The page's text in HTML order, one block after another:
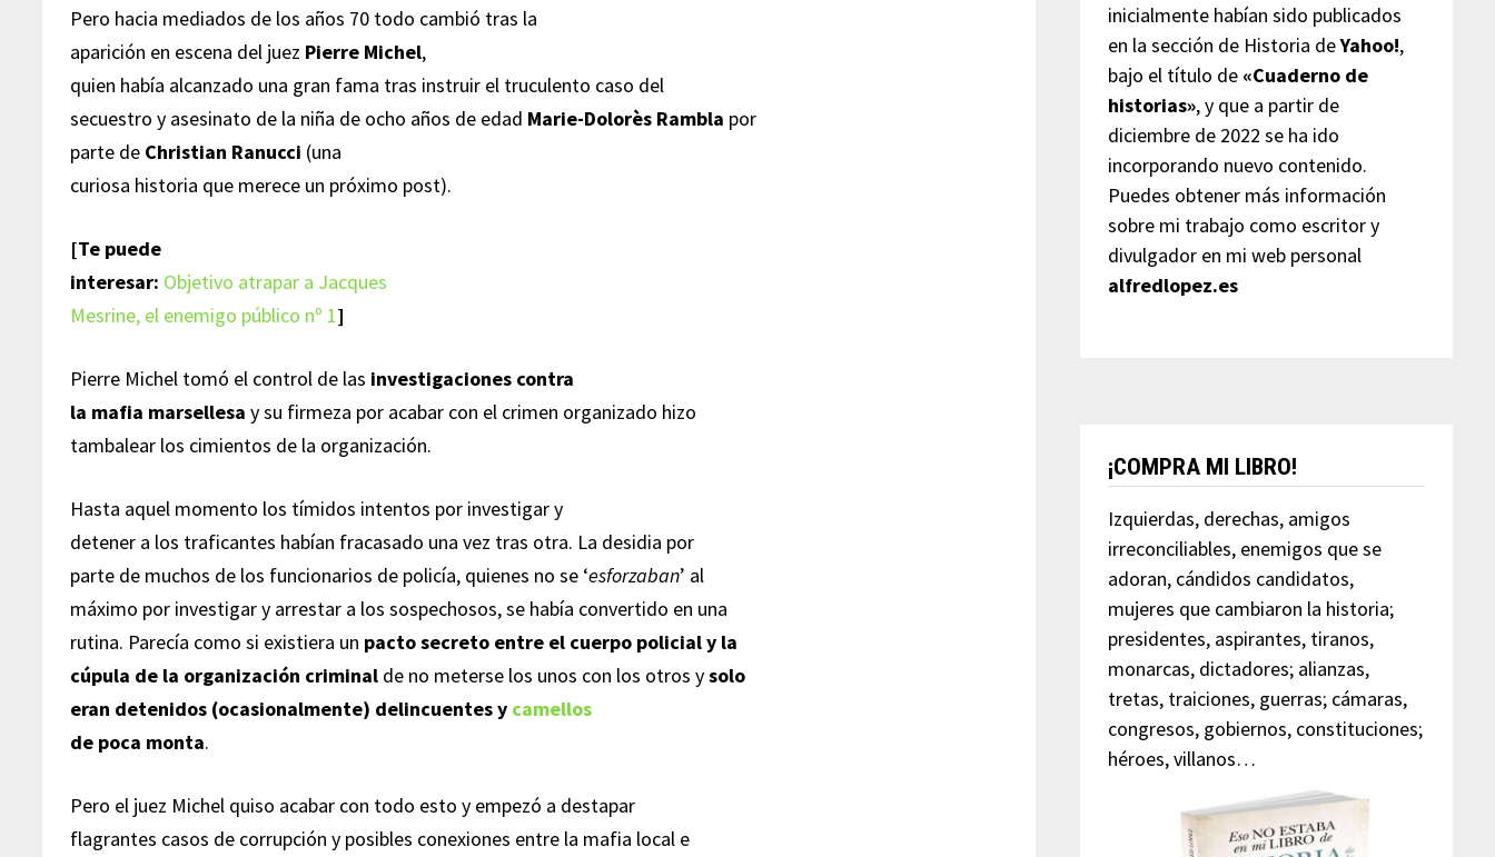
Pero hacia mediados de los años 70 todo cambió tras la
aparición en escena del juez Pierre Michel,
quien había alcanzado una gran fama tras instruir el truculento caso del
secuestro y asesinato de la niña de ocho años de edad Marie-Dolorès Rambla por
parte de Christian Ranucci (una
curiosa historia que merece un próximo post).
[Te puede
interesar: Objetivo atrapar a Jacques
Mesrine, el enemigo público nº 1]
Pierre Michel tomó el control de las investigaciones contra
la mafia marsellesay su firmeza por acabar con el crimen organizado hizo
tambalear los cimientos de la organización.
Hasta aquel momento los tímidos intentos por investigar y
detener a los traficantes habían fracasado una vez tras otra. La desidia por
parte de muchos de los funcionarios de policía, quienes no se ‘esforzaban’ al
máximo por investigar y arrestar a los sospechosos, se había convertido en una
rutina. Parecía como si existiera un pacto secreto entre el cuerpo policial y la
cúpula de la organización criminal de no meterse los unos con los otros ysolo
eran detenidos (ocasionalmente) delincuentes y camellos
de poca monta.
Pero el juez Michel quiso acabar con todo esto y empezó a destapar
flagrantes casos de corrupción y posibles conexiones entre la mafia local e
inicialmente habían sido publicados
en la sección de Historia deYahoo!,
bajo el título de «Cuaderno de
historias», y que a partir de
diciembre de 2022 se ha ido
incorporando nuevo contenido.
Puedes obtener más información
sobre mi trabajo como escritor y
divulgador en mi web personal
alfredlopez.es
¡COMPRA MI LIBRO!
Izquierdas, derechas, amigos
irreconciliables, enemigos que se
adoran, cándidos candidatos,
mujeres que cambiaron la historia;
presidentes, aspirantes, tiranos,
monarcas, dictadores; alianzas,
tretas, traiciones, guerras; cámaras,
congresos, gobiernos, constituciones;
héroes, villanos…